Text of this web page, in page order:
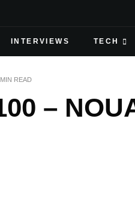
INTERVIEWS TECH
READ
–